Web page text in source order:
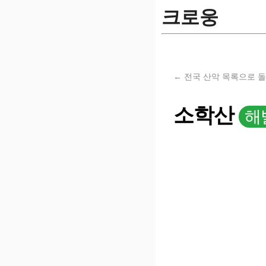
크로웅
← 전국 산악 목록으로
소학산 해